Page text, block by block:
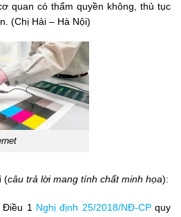
quan có thẩm quyền không, thủ tục
(Chị Hải – Hà Nội)
(câu trả lời mang tính chất minh họa):
1 Nghị định 25/2018/NĐ-CPquy